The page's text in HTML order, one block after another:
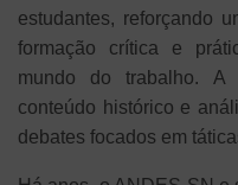
estudantes, reforçando
formação crítica e
mundo do trabalho. A
conteúdo histórico e
debates focados em